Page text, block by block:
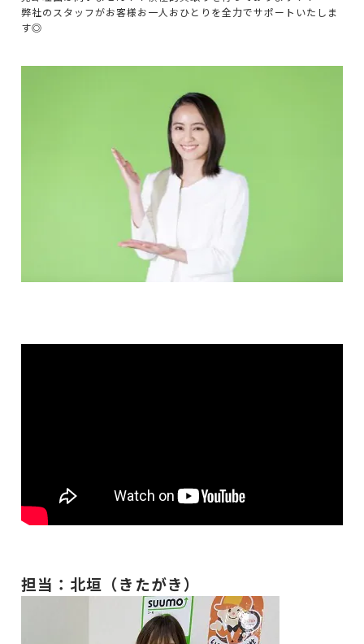
弊社のスタッフがお客様お一人おひとりを全力でサポートいたしま
す◎
担当：北垣（きたがき）